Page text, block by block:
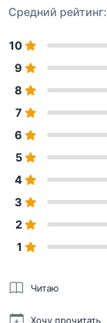
Средний рейтинг:
10
9
8
7
6
5
4
3
2
1
Читаю
Хочу прочитать